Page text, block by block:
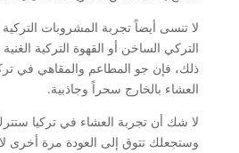
لا تنسى أيضاً تجربة المشروبات التركية
التركي الساخن أو القهوة التركية
ذلك، فإن جو المطاعم والمقاهي في
العشاء بالخارج سحراً وجاذبية.
لا شك أن تجربة العشاء في تركيا
وستجعلك تتوق إلى العودة مرة أخرى